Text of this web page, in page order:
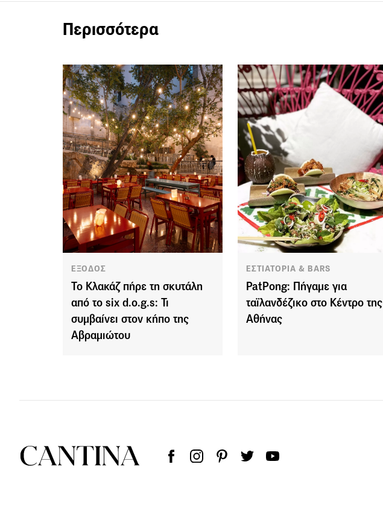
Περισσότερα
ΕΞΟΔΟΣ
Το Κλακάζ πήρε τη σκυτάλη
από το six d.o.g.s: Τι
συμβαίνει στον κήπο της
Αβραμιώτου
ΕΣΤΙΑΤΟΡΙΑ & BARS
PatPong: Πήγαμε για
ταϊλανδέζικο στο Κέντρο της
Αθήνας